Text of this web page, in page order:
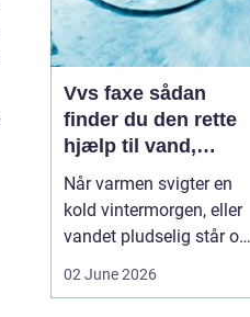
Vvs faxe sådan
finder du den rette
hjælp til vand,
varme og sanitet
Når varmen svigter en
kold vintermorgen, eller
vandet pludselig står op
02 June 2026